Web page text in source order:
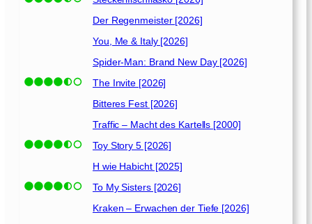
]
Der Regenmeister [2026]
You, Me & Italy [2026]
Spider-Man: Brand New Day [2026]
The Invite [2026]
Bitteres Fest [2026]
Traffic – Macht des Kartells [2000]
Toy Story 5 [2026]
H wie Habicht [2025]
To My Sisters [2026]
Kraken – Erwachen der Tiefe [2026]